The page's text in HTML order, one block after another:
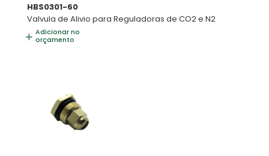
HBS0301-60
Valvula de Alivio para Reguladoras de CO2 e N2
Adicionar no
orçamento